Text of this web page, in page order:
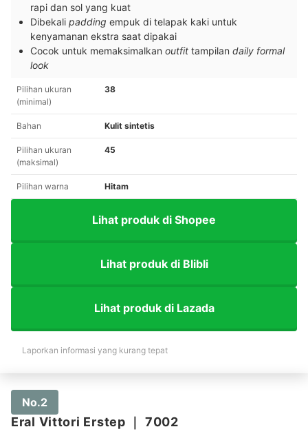
rapi dan sol yang kuat
Dibekali padding empuk di telapak kaki untuk
kenyamanan ekstra saat dipakai
Cocok untuk memaksimalkan outfit tampilan daily formal
look
Pilihan ukuran
(minimal)
38
Bahan Kulit sintetis
Pilihan ukuran
(maksimal)
45
Pilihan warna Hitam
Lihat produk di Shopee
Lihat produk di Blibli
Lihat produk di Lazada
Laporkan informasi yang kurang tepat
No.2
Eral Vittori Erstep 7002